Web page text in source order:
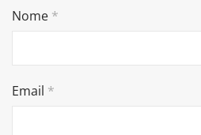
Nome *
Email *